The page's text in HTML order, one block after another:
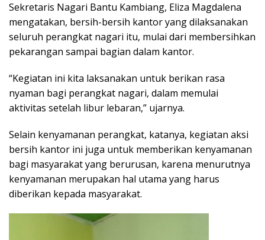
Sekretaris Nagari Bantu Kambiang, Eliza Magdalena
mengatakan, bersih-bersih kantor yang dilaksanakan
seluruh perangkat nagari itu, mulai dari membersihkan
pekarangan sampai bagian dalam kantor.
“Kegiatan ini kita laksanakan untuk berikan rasa
nyaman bagi perangkat nagari, dalam memulai
aktivitas setelah libur lebaran,” ujarnya.
Selain kenyamanan perangkat, katanya, kegiatan aksi
bersih kantor ini juga untuk memberikan kenyamanan
bagi masyarakat yang berurusan, karena menurutnya
kenyamanan merupakan hal utama yang harus
diberikan kepada masyarakat.